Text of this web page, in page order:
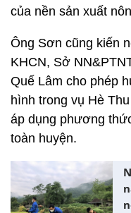
của nền sản xuất
Ông Sơn cũng kiến
KHCN, Sở
Quế Lâm cho phép
hình trong vụ Hè
áp dụng phương
toàn huyện.